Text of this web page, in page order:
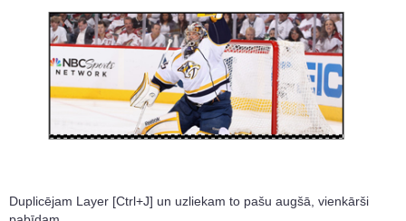
Duplicējam Layer [Ctrl+J] un uzliekam to pašu augšā, vienkārši